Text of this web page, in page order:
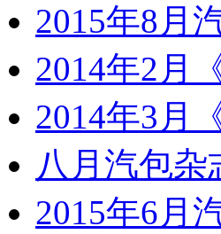
2015年8月
2014年2月
2014年3月
八月汽包杂
2015年6月